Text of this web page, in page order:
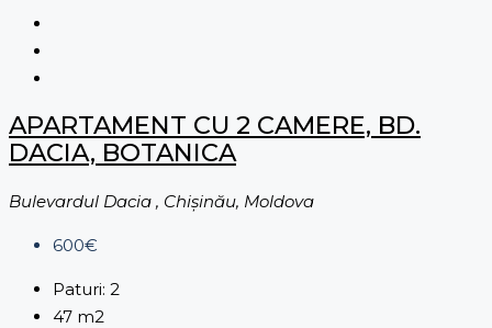
APARTAMENT CU 2 CAMERE, BD.
DACIA, BOTANICA
Bulevardul Dacia , Chișinău, Moldova
600€
Paturi: 2
47 m2